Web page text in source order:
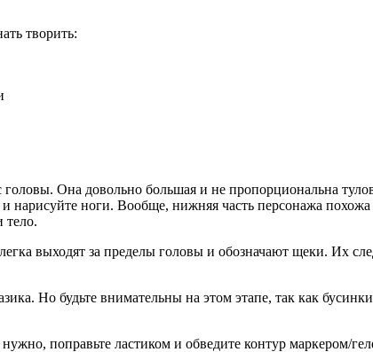
творить:
головы. Она довольно большая и не пропорциональна
нарисуйте ноги. Вообще, нижняя часть персонажа
тело.
выходят за пределы головы и обозначают щеки. Их
Но будьте внимательны на этом этапе, так как
поправьте ластиком и обведите контур маркером/